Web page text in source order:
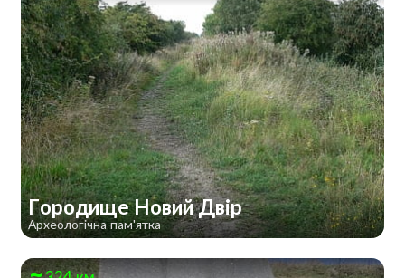
Городище Новий Двір
Археологічна пам'ятка